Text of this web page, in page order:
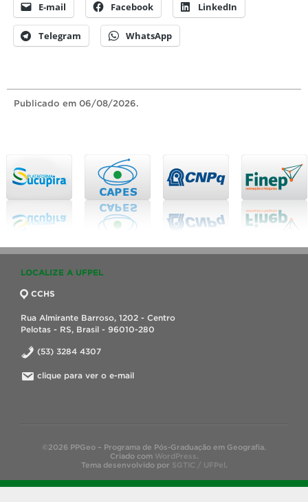
E-mail Facebook LinkedIn
Telegram WhatsApp
Publicado em 06/08/2026.
LOCALIZE A UFPEL
CCHS
Rua Almirante Barroso, 1202 - Centro
Pelotas - RS, Brasil - 96010-280
(53) 3284 4307
clique para ver o e-mail
©2026 PPGeo – Programa de Pós-Graduação em Geografia.
Criado com WordPress.
Tema desenvolvido por SGTIC / UFPel.